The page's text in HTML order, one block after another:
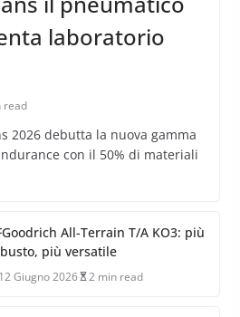
laboratorio
read
2026 debutta la nuova gamma
con il 50% di materiali
All-Terrain T/A KO3: più
più versatile
12 Giugno 2026 2 min read